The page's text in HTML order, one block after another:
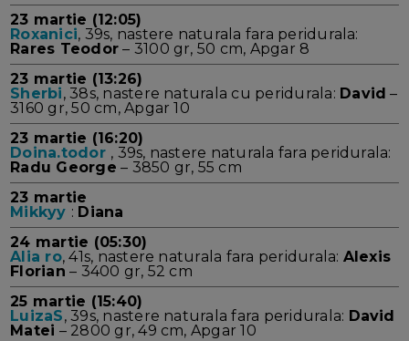
23 martie (12:05)
Roxanici, 39s, nastere naturala fara peridurala:
Rares Teodor – 3100 gr, 50 cm, Apgar 8
23 martie (13:26)
Sherbi, 38s, nastere naturala cu peridurala: David –
3160 gr, 50 cm, Apgar 10
23 martie (16:20)
Doina.todor , 39s, nastere naturala fara peridurala:
Radu George – 3850 gr, 55 cm
23 martie
Mikkyy : Diana
24 martie (05:30)
Alia ro, 41s, nastere naturala fara peridurala: Alexis
Florian – 3400 gr, 52 cm
25 martie (15:40)
LuizaS, 39s, nastere naturala fara peridurala: David
Matei – 2800 gr, 49 cm, Apgar 10